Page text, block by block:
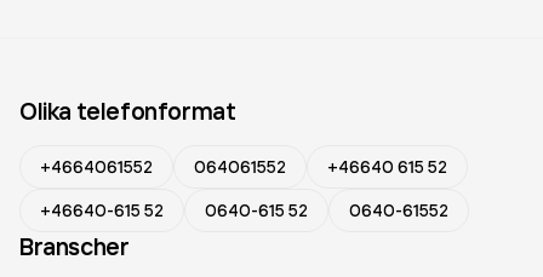
Olika telefonformat
+4664061552 064061552
+46640 615 52
+46640-615 52
0640-615 52 0640-61552
Branscher